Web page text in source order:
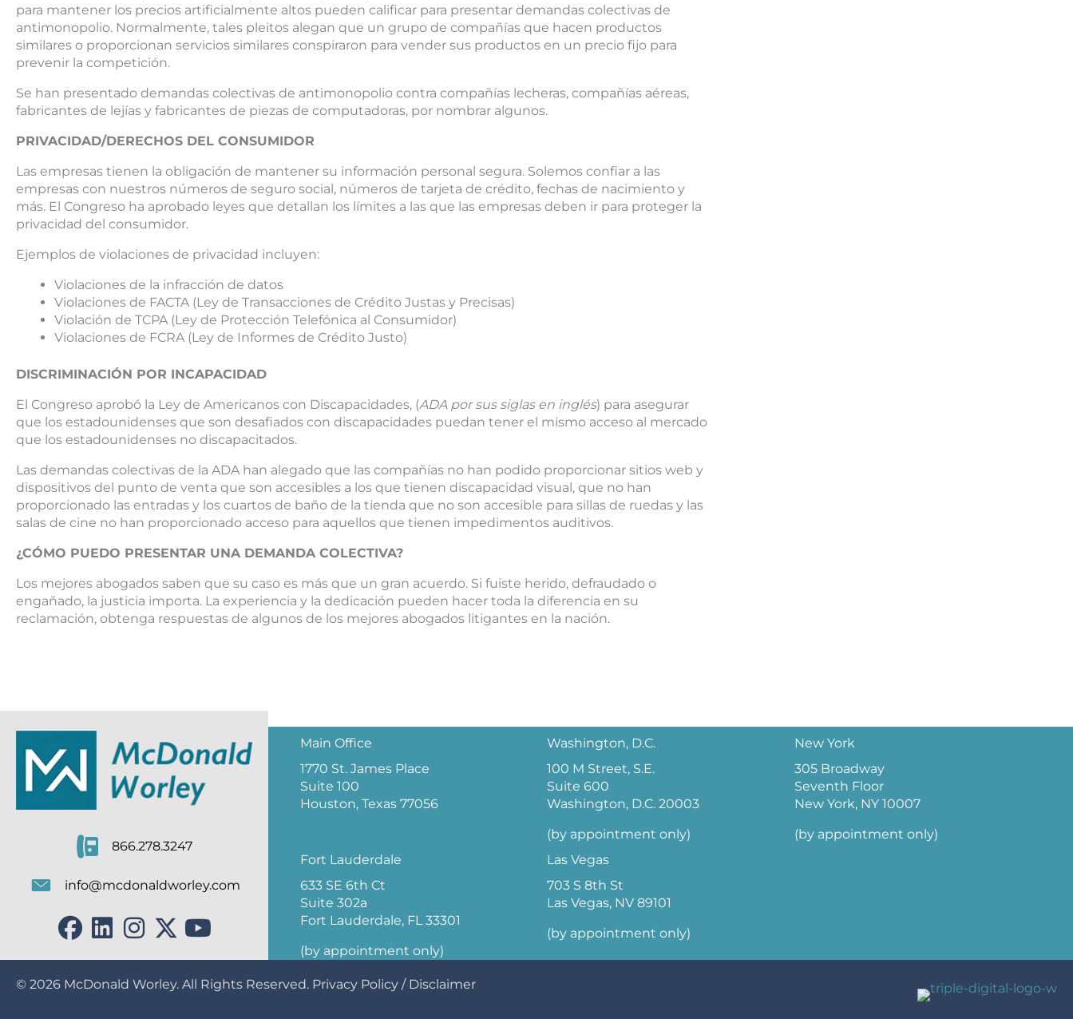
para mantener los precios artificialmente altos pueden calificar para presentar demandas colectivas de
antimonopolio. Normalmente, tales pleitos alegan que un grupo de compañías que hacen productos
similares o proporcionan servicios similares conspiraron para vender sus productos en un precio fijo para
prevenir la competición.
Se han presentado demandas colectivas de antimonopolio contra compañías lecheras, compañías aéreas,
fabricantes de lejías y fabricantes de piezas de computadoras, por nombrar algunos.
PRIVACIDAD/DERECHOS DEL CONSUMIDOR
Las empresas tienen la obligación de mantener su información personal segura. Solemos confiar a las
empresas con nuestros números de seguro social, números de tarjeta de crédito, fechas de nacimiento y
más. El Congreso ha aprobado leyes que detallan los límites a las que las empresas deben ir para proteger la
privacidad del consumidor.
Ejemplos de violaciones de privacidad incluyen:
Violaciones de la infracción de datos
Violaciones de FACTA (Ley de Transacciones de Crédito Justas y Precisas)
Violación de TCPA (Ley de Protección Telefónica al Consumidor)
Violaciones de FCRA (Ley de Informes de Crédito Justo)
DISCRIMINACIÓN POR INCAPACIDAD
El Congreso aprobó la Ley de Americanos con Discapacidades, (ADA por sus siglas en inglés) para asegurar
que los estadounidenses que son desafiados con discapacidades puedan tener el mismo acceso al mercado
que los estadounidenses no discapacitados.
Las demandas colectivas de la ADA han alegado que las compañías no han podido proporcionar sitios web y
dispositivos del punto de venta que son accesibles a los que tienen discapacidad visual, que no han
proporcionado las entradas y los cuartos de baño de la tienda que no son accesible para sillas de ruedas y las
salas de cine no han proporcionado acceso para aquellos que tienen impedimentos auditivos.
¿CÓMO PUEDO PRESENTAR UNA DEMANDA COLECTIVA?
Los mejores abogados saben que su caso es más que un gran acuerdo. Si fuiste herido, defraudado o
engañado, la justicia importa. La experiencia y la dedicación pueden hacer toda la diferencia en su
reclamación, obtenga respuestas de algunos de los mejores abogados litigantes en la nación.
866.278.3247
info@mcdonaldworley.com
Main Office
1770 St. James Place
Suite 100
Houston, Texas 77056
Washington, D.C.
100 M Street, S.E.
Suite 600
Washington, D.C. 20003
(by appointment only)
New York
305 Broadway
Seventh Floor
New York, NY 10007
(by appointment only)
Fort Lauderdale
633 SE 6th Ct
Suite 302a
Fort Lauderdale, FL 33301
(by appointment only)
Las Vegas
703 S 8th St
Las Vegas, NV 89101
(by appointment only)
© 2026 McDonald Worley. All Rights Reserved. Privacy Policy / Disclaimer